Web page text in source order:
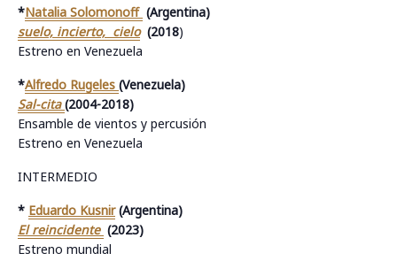
*Natalia Solomonoff (Argentina)
suelo, incierto, cielo (2018)
Estreno en Venezuela
*Alfredo Rugeles (Venezuela)
Sal-cita(2004-2018)
Ensamble de vientos y percusión
Estreno en Venezuela
INTERMEDIO
* Eduardo Kusnir (Argentina)
El reincidente (2023)
Estreno mundial